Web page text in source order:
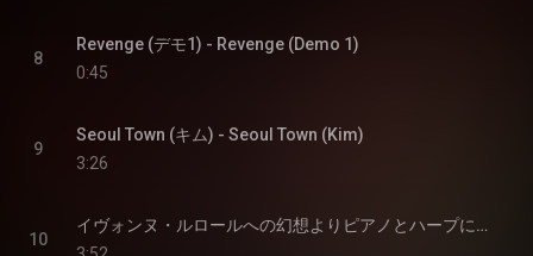
8
Revenge (デモ1) - Revenge (Demo 1)
0:45
9
Seoul Town (キム) - Seoul Town (Kim)
3:26
10
イヴォンヌ・ルロールへの幻想よりピアノとハープによる浮遊 (不知火舞) - Floating on a Piano and Harp From a Fantasy Inspired by Yvonne Lerolle (Mai Shiranui)